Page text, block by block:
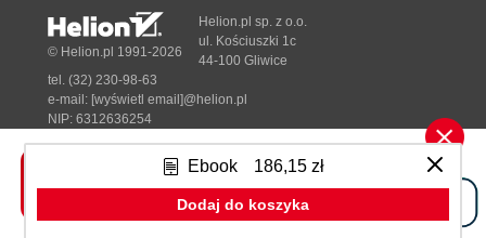
Subdomains
Bounded Contexts
The Interplay Between Subdomains and
Bounded Contexts
Boundaries
Physical Boundaries
Ownership Boundaries
Bounded Contexts in Real Life
Semantic Domains
Ebook 186,15 zł
Dodaj do koszyka
Tonik.pl
© Helion.pl 1991-2026
Helion.pl sp. z o.o.
ul. Kościuszki 1c
44-100 Gliwice
tel. (32) 230-98-63
e-mail: [wyświetl email]@helion.pl
NIP: 6312636254